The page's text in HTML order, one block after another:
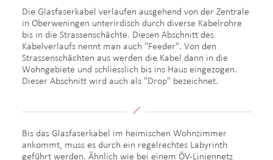
Die Glasfaserkabel verlaufen ausgehend von der Zentrale
in Oberweningen unterirdisch durch diverse Kabelrohre
bis in die Strassenschächte. Diesen Abschnitt des
Kabelverlaufs nennt man auch "Feeder". Von den
Strassenschächten aus werden die Kabel dann in die
Wohngebiete und schliesslich bis ins Haus eingezogen.
Dieser Abschnitt wird auch als "Drop" bezeichnet.
Bis das Glasfaserkabel im heimischen Wohnzimmer
ankommt, muss es durch ein regelrechtes Labyrinth
geführt werden. Ähnlich wie bei einem ÖV-Liniennetz